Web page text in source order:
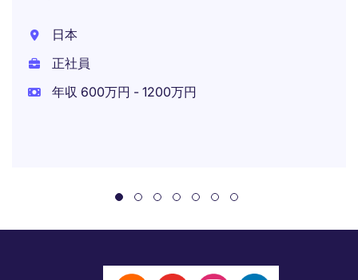
日本
正社員
年収 600万円 - 1200万円